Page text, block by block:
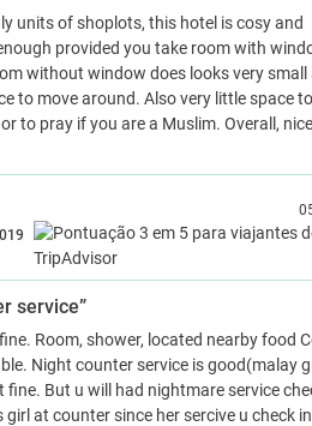
units of shoplots, this hotel is cosy and
provided you take room with
without window does looks very small
to move around. Also very little space
to pray if you are a Muslim. Overall,
service”
Room, shower, located nearby food
Night counter service is good(malay
fine. But u will had nightmare service
at counter since her sercive u check in